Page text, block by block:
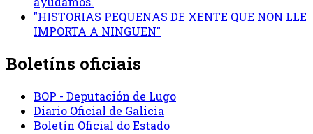
"HISTORIAS PEQUENAS DE XENTE QUE NON LLE
IMPORTA A NINGUEN"
Boletíns oficiais
BOP - Deputación de Lugo
Diario Oficial de Galicia
Boletín Oficial do Estado